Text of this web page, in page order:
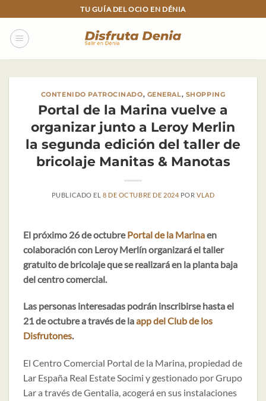
to
content
TU GUÍA DEL OCIO EN DÉNIA
CONTENIDO PATROCINADO, GENERAL, SHOPPING
Portal de la Marina vuelve a
organizar junto a Leroy Merlin
la segunda edición del taller de
bricolaje Manitas & Manotas
PUBLICADO EL 8 DE OCTUBRE DE 2024 PORVLAD
El próximo 26 de octubrePortal de la Marinaen
colaboración con Leroy Merlín organizará el taller
gratuito de bricolaje que se realizará en la planta baja
del centro comercial.
Las personas interesadas podrán inscribirse hasta el
21 de octubre a través de laapp del Club de los
Disfrutones.
El Centro Comercial Portal de la Marina, propiedad de
Lar España Real Estate Socimi y gestionado por Grupo
Lar a través de Gentalia, acogerá en sus instalaciones